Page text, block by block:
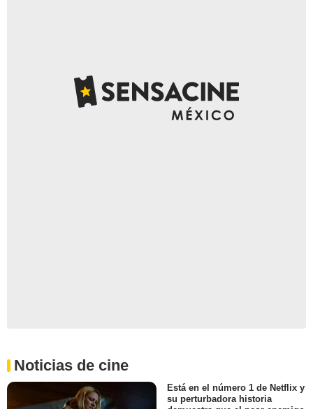
Noticias de cine
Está en el número 1 de Netflix y
su perturbadora historia